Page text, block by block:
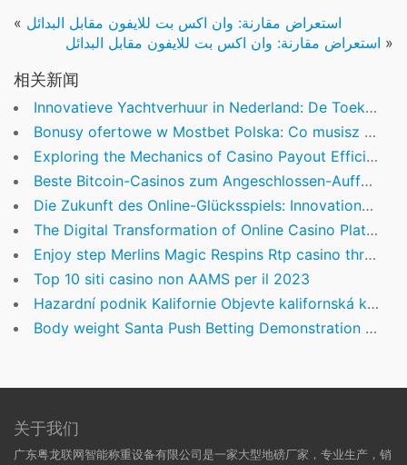
« استعراض مقارنة: وان اكس بت للايفون مقابل البدائل
استعراض مقارنة: وان اكس بت للايفون مقابل البدائل »
相关新闻
Innovatieve Yachtverhuur in Nederland: De Toekomst van Luxe Zeilbeleving
Bonusy ofertowe w Mostbet Polska: Co musisz wiedzieć
Exploring the Mechanics of Casino Payout Efficiency
Beste Bitcoin-Casinos zum Angeschlossen-Aufführen im Zweiter monat des jahres 2026
Die Zukunft des Online-Glücksspiels: Innovationen, Herausforderungen und bewährte Strategien
The Digital Transformation of Online Casino Platforms: Exploring Innovation and Accessibility
Enjoy step Merlins Magic Respins Rtp casino three,888+ 100 percent free Ports No Install
Top 10 siti casino non AAMS per il 2023
Hazardní podnik Kalifornie Objevte kalifornská kasina v soudní síni na internetu
Body weight Santa Push Betting Demonstration and you casino Queen Of Hearts will Position Opinion
关于我们
广东粤龙联网智能称重设备有限公司是一家大型地磅厂家，专业生产，销